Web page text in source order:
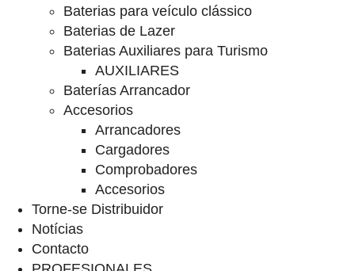
Baterias para veículo clássico
Baterias de Lazer
Baterias Auxiliares para Turismo
AUXILIARES
Baterías Arrancador
Accesorios
Arrancadores
Cargadores
Comprobadores
Accesorios
Torne-se Distribuidor
Notícias
Contacto